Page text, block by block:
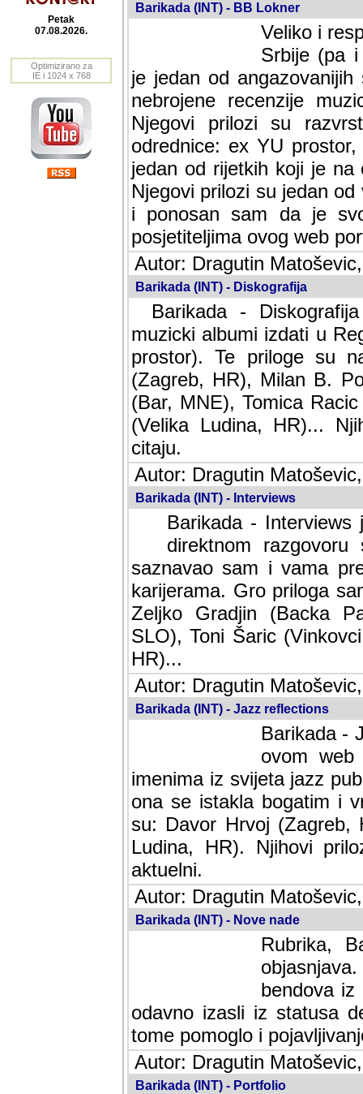
Petak
07.08.2026.
Optimizirano za
IE i 1024 x 768
Barikada (INT) - BB Lokner
Veliko i
Srbije (pa i
jedan od angazovanijih
nebrojene recenzije
Njegovi prilozi su
odrednice: ex YU
jedan od rijetkih koji je
Njegovi prilozi su jedan
i ponosan sam da je
posjetiteljima ovog web
Autor: Dragutin
Barikada (INT) - Diskografija
Barikada -
muzicki albumi izdati u
prostor). Te priloge su
(Zagreb, HR), Milan B.
(Bar, MNE), Tomica
(Velika Ludina, HR)...
citaju.
Autor: Dragutin
Barikada (INT) - Interviews
Barikada -
direktnom
saznavao sam i vama
karijerama. Gro priloga
Zeljko Gradjin (Backa
SLO), Toni Šaric
HR)...
Autor: Dragutin
Barikada (INT) - Jazz reflections
Barikada -
ovom web
imenima iz svijeta jazz
ona se istakla bogatim i
su: Davor Hrvoj (Zagreb,
Ludina, HR). Njihovi
aktuelni.
Autor: Dragutin
Barikada (INT) - Nove nade
Rubrika,
bendova
odavno izasli iz statusa
tome pomoglo i
Autor: Dragutin
Barikada (INT) - Portfolio